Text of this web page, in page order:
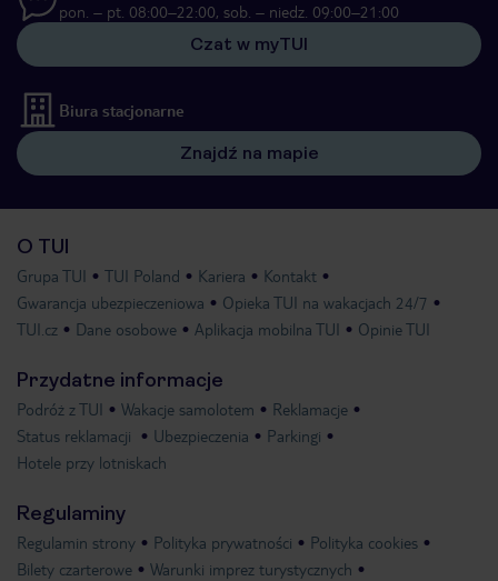
pon. – pt. 08:00–22:00, sob. – niedz. 09:00–21:00
Czat w myTUI
Biura stacjonarne
Znajdź na mapie
O TUI
Grupa TUI TUI Poland Kariera
Kontakt
Gwarancja ubezpieczeniowa
Opieka TUI na wakacjach 24/7
TUI.cz
Dane osobowe Aplikacja mobilna TUI Opinie TUI
Przydatne informacje
Podróż z TUI Wakacje samolotem
Reklamacje
Status reklamacji
Ubezpieczenia
Parkingi
Hotele przy lotniskach
Regulaminy
Regulamin strony Polityka prywatności
Polityka cookies
Bilety czarterowe
Warunki imprez turystycznych